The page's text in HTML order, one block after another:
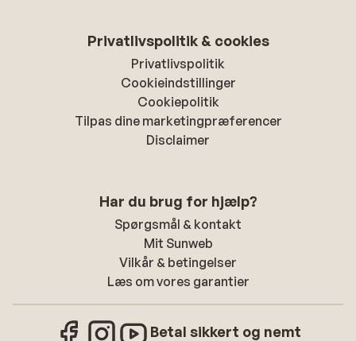
Privatlivspolitik & cookies
Privatlivspolitik
Cookieindstillinger
Cookiepolitik
Tilpas dine marketingpræferencer
Disclaimer
Har du brug for hjælp?
Spørgsmål & kontakt
Mit Sunweb
Vilkår & betingelser
Læs om vores garantier
Betal sikkert og nemt